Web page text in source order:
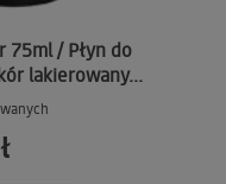
75ml / Płyn do
lakierowany...